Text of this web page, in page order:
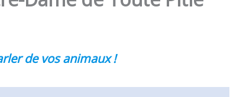
de vos animaux !